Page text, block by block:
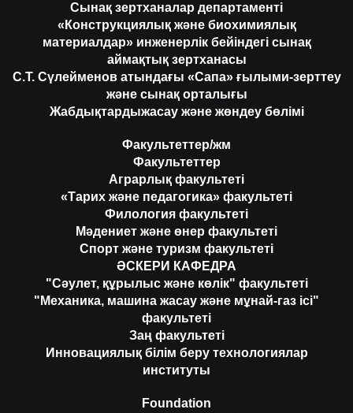
Сынақ зертханалар департаменті
«Конструкциялық және биохимиялық
материалдар» инженерлік бейіндегі сынақ
аймақтық зертханасы
С.Т. Сүлейменов атындағы «Сапа» ғылыми-зерттеу
және сынақ орталығы
Жабдықтардыжасау және жөндеу бөлімі
Факультеттер/жм
Факультеттер
Аграрлық факультеті
«Тарих және педагогика» факультеті
Филология факультеті
Мәдениет және өнер факультеті
Спорт және туризм факультеті
ӘСКЕРИ КАФЕДРА
"Сәулет, құрылыс және көлік" факультеті
"Механика, машина жасау және мұнай-газ ісі"
факультеті
Заң факультеті
Инновациялық білім беру технологиялар
институты
Foundation